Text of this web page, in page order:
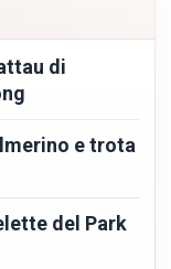
di
e trota
del Park